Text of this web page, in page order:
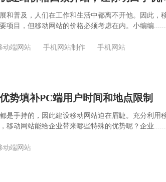
和普及，人们在工作和生活中都离不开他。因此，
项目，但移动网站的价格必须考虑在内。小编编......
动端网站 手机网站制作 手机网站
势填补PC端用户时间和地点限制
是手持的，因此建设移动网站迫在眉睫。充分利用
移动网站能给企业带来哪些特殊的优势呢？企业......
动端网站